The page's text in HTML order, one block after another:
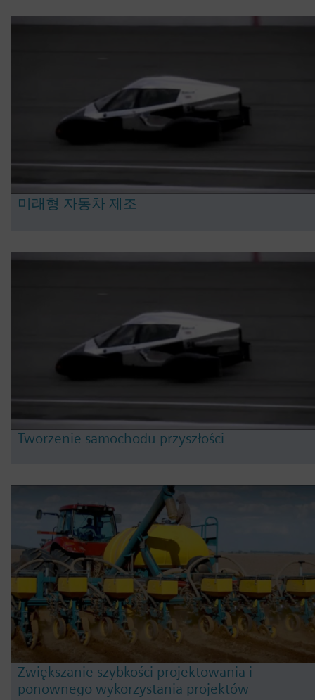
미래형 자동차 제조
Tworzenie samochodu przyszłości
Zwiększanie szybkości projektowania i
ponownego wykorzystania projektów